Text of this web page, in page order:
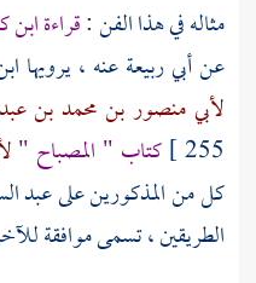
مثاله في هذا الفن :قراءةابن
عنأبي ربيعةعنه ، يرويها
لأبي منصور بن محمد بن
255 ] كتاب " المصباح "
كل من المذكورين علىعبد
الطريقين ، تسمى موافقة